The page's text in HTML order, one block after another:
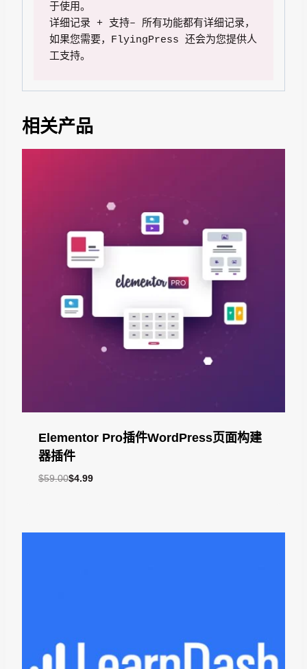
于使用。
详细记录 + 支持– 所有功能都有详细记录，
如果您需要，FlyingPress 还会为您提供人
工支持。
相关产品
Elementor Pro插件WordPress页面构建
器插件
$59.00原
$4.99当
为：